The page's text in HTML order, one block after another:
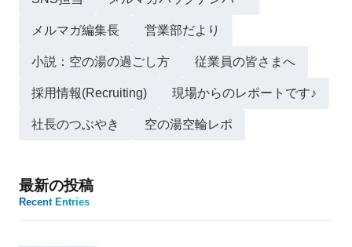
メルマガ編集長 営業部だより
小説：空の湯の過ごし方 従業員の皆さまへ
採用情報(Recruiting) 現場からのレポートです♪
社長のつぶやき 空の湯空輪レポ
最新の投稿
Recent Entries